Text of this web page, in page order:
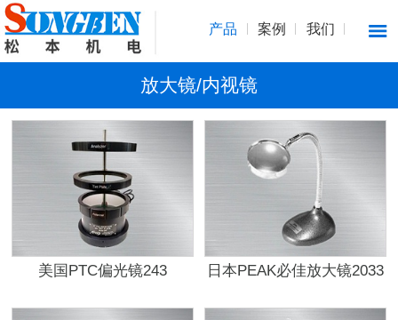
产品 案例 我们
放大镜/内视镜
美国PTC偏光镜243 日本PEAK必佳放大镜2033